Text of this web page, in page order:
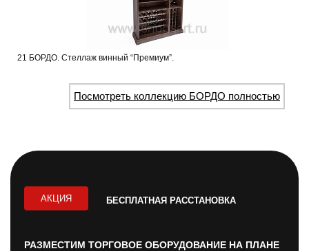
21 БОРДО. Стеллаж винный “Премиум”.
Посмотреть коллекцию БОРДО полностью
АКЦИЯ БЕСПЛАТНАЯ РАССТАНОВКА
РАЗМЕСТИМ ТОРГОВОЕ ОБОРУДОВАНИЕ НА ПЛАНЕ